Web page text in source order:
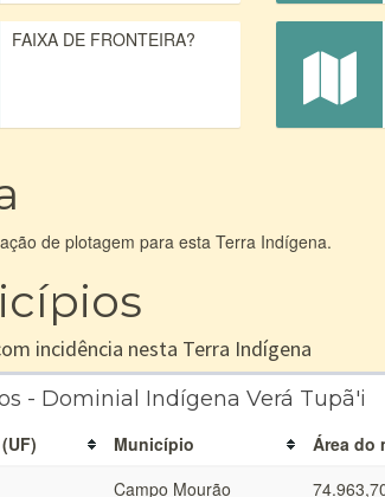
FAIXA DE FRONTEIRA?
de plotagem para esta Terra Indígena.
incidência nesta Terra Indígena
- Dominial Indígena Verá Tupã'i
Município Área do
Campo Mourão